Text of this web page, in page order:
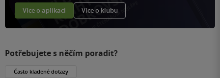
Více o aplikaci Více o klubu
Potřebujete s něčím poradit?
Často kladené dotazy